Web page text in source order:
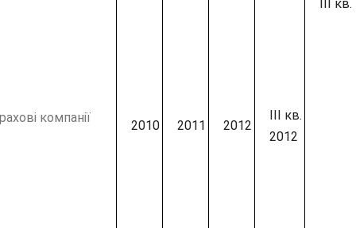
компанії
2010 2011 2012
III кв.
2012
III кв.